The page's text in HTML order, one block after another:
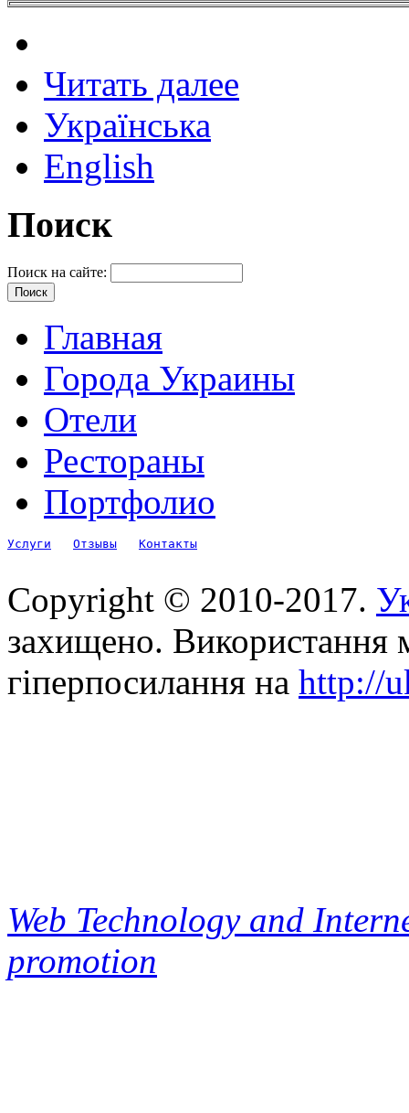
Читать далее
Українська
English
Поиск
Поиск на сайте:
Главная
Города Украины
Отели
Рестораны
Портфолио
Услуги Отзывы Контакты
Copyright © 2010-2017.
захищено. Використання
гіперпосилання на http://
Web Technology and
promotion